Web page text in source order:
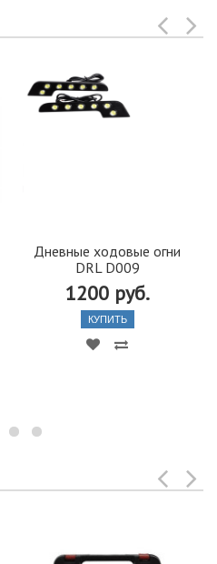
Дневные ходовые огни
DRL D009
1200 руб.
КУПИТЬ